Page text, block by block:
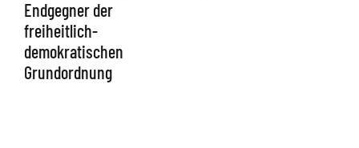
Endgegner der
freiheitlich-
demokratischen
Grundordnung